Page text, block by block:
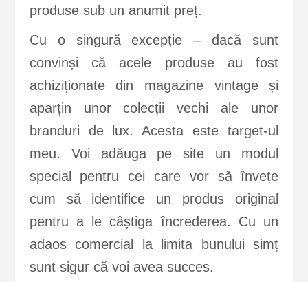
produse sub un anumit preț.
Cu o singură excepție – dacă sunt
convinși că acele produse au fost
achiziționate din magazine vintage și
aparțin unor colecții vechi ale unor
branduri de lux. Acesta este target-ul
meu. Voi adăuga pe site un modul
special pentru cei care vor să învețe
cum să identifice un produs original
pentru a le câștiga încrederea. Cu un
adaos comercial la limita bunului simț
sunt sigur că voi avea succes.